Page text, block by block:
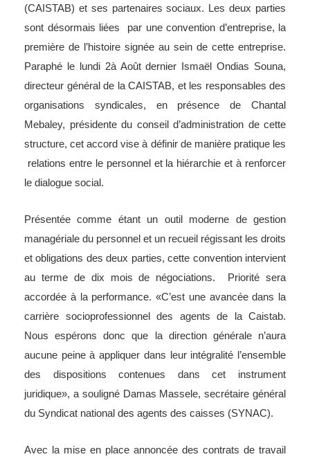
(CAISTAB) et ses partenaires sociaux. Les deux parties
sont désormais liées par une convention d’entreprise, la
première de l’histoire signée au sein de cette entreprise.
Paraphé le lundi 2à Août dernier Ismaël Ondias Souna,
directeur général de la CAISTAB, et les responsables des
organisations syndicales, en présence de Chantal
Mebaley, présidente du conseil d’administration de cette
structure, cet accord vise à définir de manière pratique les
relations entre le personnel et la hiérarchie et à renforcer
le dialogue social.
Présentée comme étant un outil moderne de gestion
managériale du personnel et un recueil régissant les droits
et obligations des deux parties, cette convention intervient
au terme de dix mois de négociations. Priorité sera
accordée à la performance. «C’est une avancée dans la
carrière socioprofessionnel des agents de la Caistab.
Nous espérons donc que la direction générale n’aura
aucune peine à appliquer dans leur intégralité l’ensemble
des dispositions contenues dans cet instrument
juridique», a souligné Damas Massele, secrétaire général
du Syndicat national des agents des caisses (SYNAC).
Avec la mise en place annoncée des contrats de travail